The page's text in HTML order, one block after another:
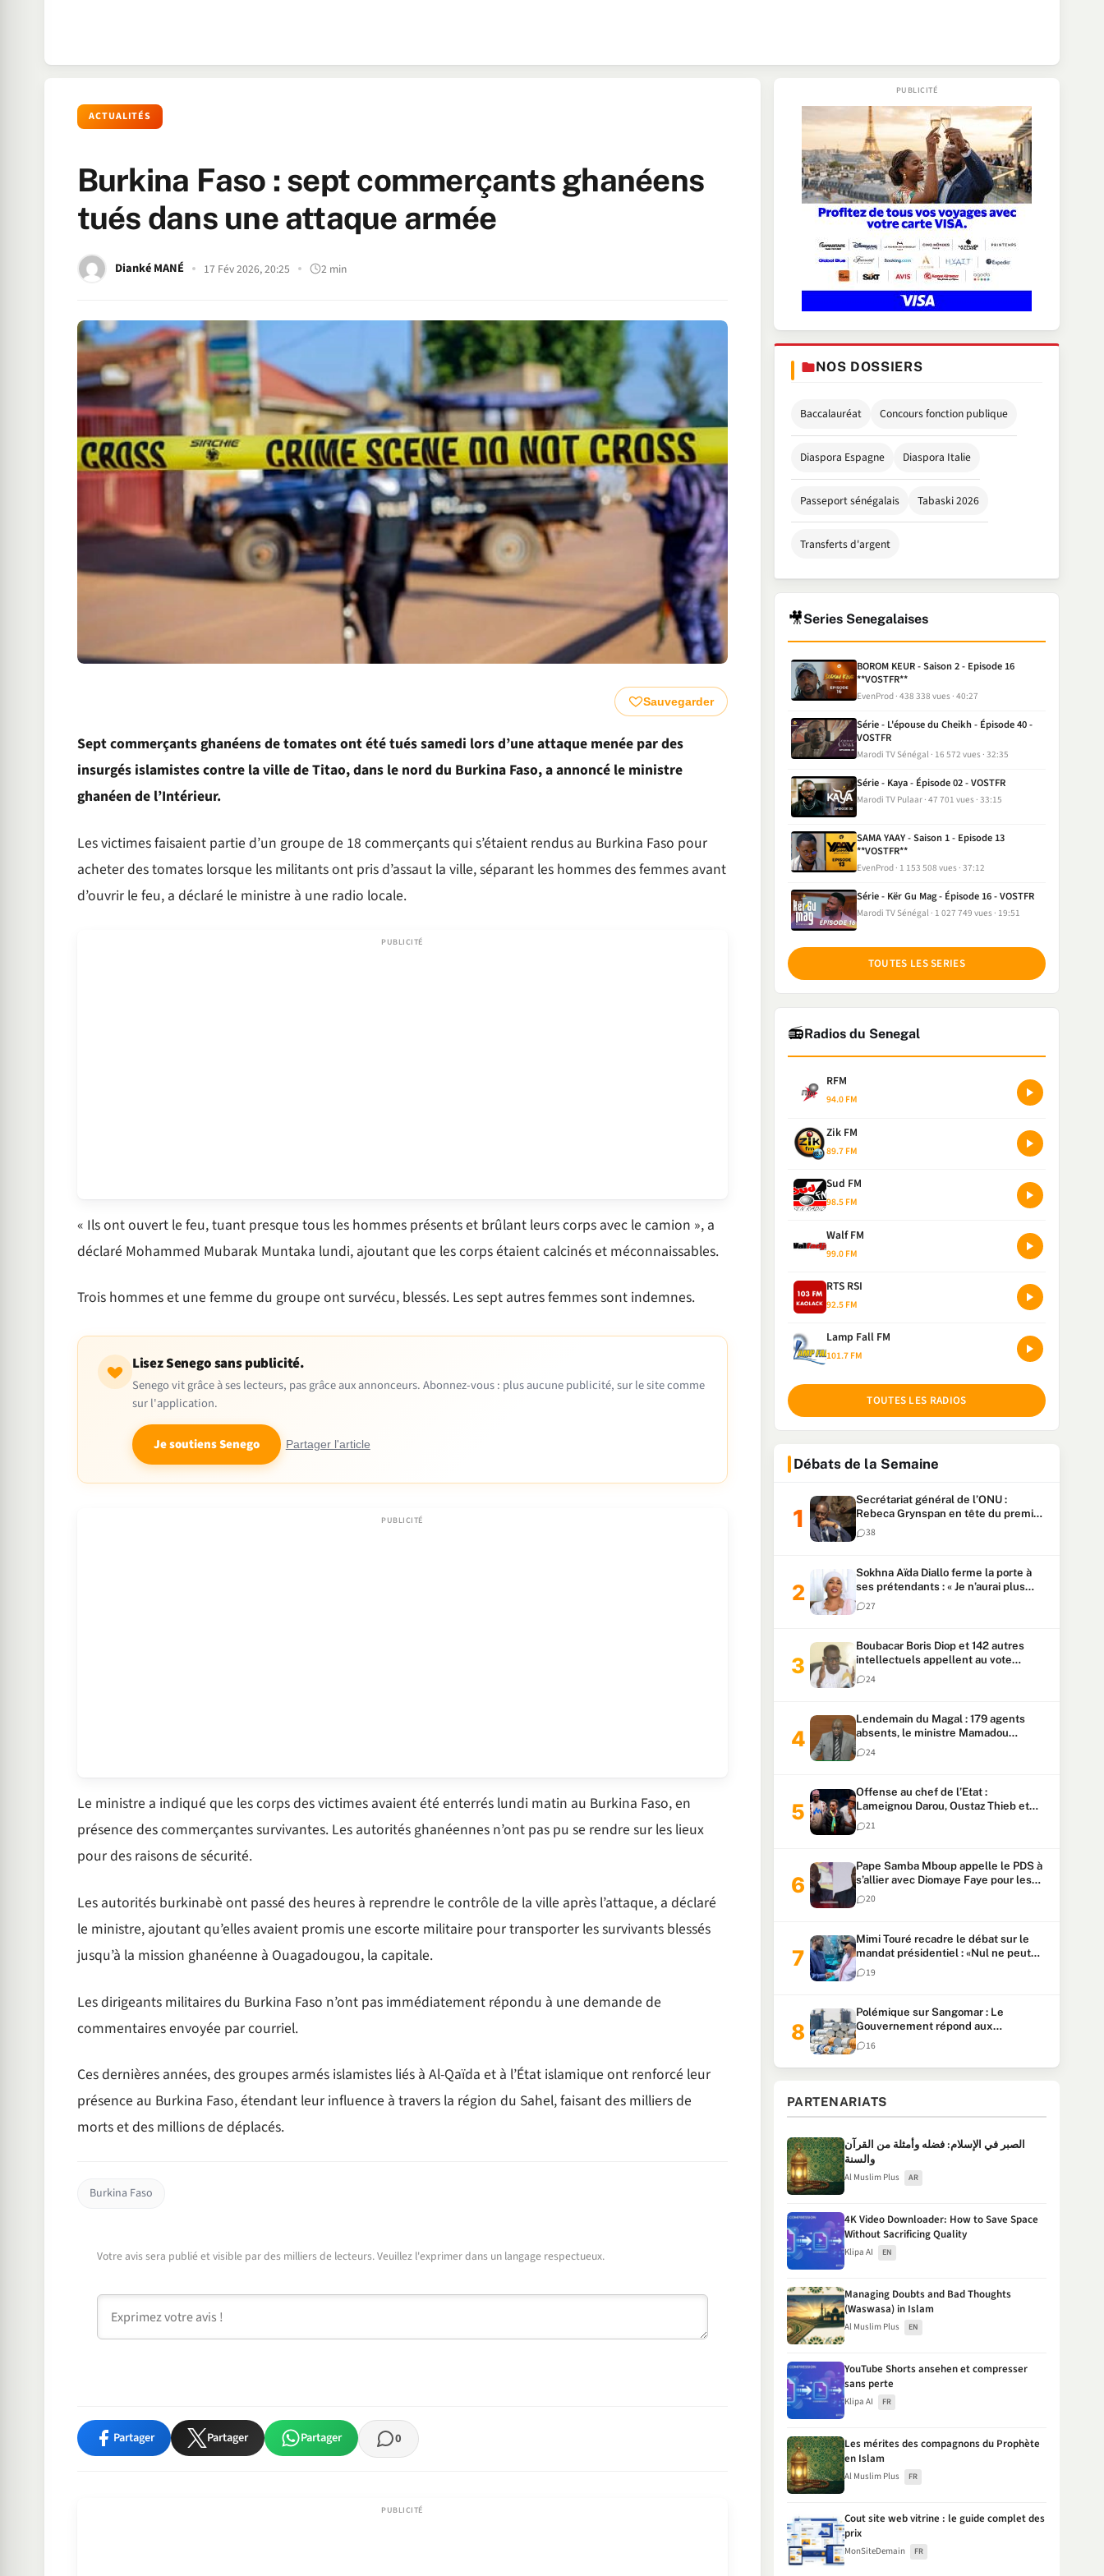
ACTUALITÉS
Burkina Faso : sept commerçants ghanéens
tués dans une attaque armée
Dianké MANÉ 17 Fév 2026, 20:25 2 min
Sauvegarder
Sept commerçants ghanéens de tomates ont été tués samedi lors d’une attaque menée par des
insurgés islamistes contre la ville de Titao, dans le nord du Burkina Faso, a annoncé le ministre
ghanéen de l’Intérieur.
Les victimes faisaient partie d’un groupe de 18 commerçants qui s’étaient rendus au Burkina Faso pour
acheter des tomates lorsque les militants ont pris d’assaut la ville, séparant les hommes des femmes avant
d’ouvrir le feu, a déclaré le ministre à une radio locale.
« Ils ont ouvert le feu, tuant presque tous les hommes présents et brûlant leurs corps avec le camion », a
déclaré Mohammed Mubarak Muntaka lundi, ajoutant que les corps étaient calcinés et méconnaissables.
Trois hommes et une femme du groupe ont survécu, blessés. Les sept autres femmes sont indemnes.
Lisez Senego sans publicité.
Senego vit grâce à ses lecteurs, pas grâce aux annonceurs. Abonnez-vous : plus aucune publicité, sur le site comme
sur l'application.
Je soutiens Senego Partager l'article
Le ministre a indiqué que les corps des victimes avaient été enterrés lundi matin au Burkina Faso, en
présence des commerçantes survivantes. Les autorités ghanéennes n’ont pas pu se rendre sur les lieux
pour des raisons de sécurité.
Les autorités burkinabè ont passé des heures à reprendre le contrôle de la ville après l’attaque, a déclaré
le ministre, ajoutant qu’elles avaient promis une escorte militaire pour transporter les survivants blessés
jusqu’à la mission ghanéenne à Ouagadougou, la capitale.
Les dirigeants militaires du Burkina Faso n’ont pas immédiatement répondu à une demande de
commentaires envoyée par courriel.
Ces dernières années, des groupes armés islamistes liés à Al-Qaïda et à l’État islamique ont renforcé leur
présence au Burkina Faso, étendant leur influence à travers la région du Sahel, faisant des milliers de
morts et des millions de déplacés.
Burkina Faso
Votre avis sera publié et visible par des milliers de lecteurs. Veuillez l'exprimer dans un langage respectueux.
Partager Partager Partager 0
NOS DOSSIERS
Baccalauréat Concours fonction publique
Diaspora Espagne Diaspora Italie
Passeport sénégalais Tabaski 2026
Transferts d'argent
🎥Series Senegalaises
BOROM KEUR - Saison 2 - Episode 16
**VOSTFR**
EvenProd 438 338 vues 40:27
Série - L'épouse du Cheikh - Épisode 40 -
VOSTFR
Marodi TV Sénégal 16 572 vues 32:35
Série - Kaya - Épisode 02 - VOSTFR
Marodi TV Pulaar 47 701 vues 33:15
SAMA YAAY - Saison 1 - Episode 13
**VOSTFR**
EvenProd 1 153 508 vues 37:12
Série - Kër Gu Mag - Épisode 16 - VOSTFR
Marodi TV Sénégal 1 027 749 vues 19:51
TOUTES LES SERIES
📻Radios du Senegal
RFM
94.0 FM
Zik FM
89.7 FM
Sud FM
98.5 FM
Walf FM
99.0 FM
RTS RSI
92.5 FM
Lamp Fall FM
101.7 FM
TOUTES LES RADIOS
Débats de la Semaine
Secrétariat général de l’ONU :
Rebeca Grynspan en tête du premier
vote, Macky Sall pointe à la 5ᵉ place
38
Sokhna Aïda Diallo ferme la porte à
ses prétendants : « Je n’aurai plus
jamais un autre mari »
27
Boubacar Boris Diop et 142 autres
intellectuels appellent au vote
urgent de la révision
constitutionnelle
24
Lendemain du Magal : 179 agents
absents, le ministre Mamadou
Lamine Dianté exige des explications
24
Offense au chef de l’Etat :
Lameignou Darou, Oustaz Thieb et
Ndiaye Touba lourdement
condamnés
21
Pape Samba Mboup appelle le PDS à
s’allier avec Diomaye Faye pour les
locales et tacle Sonko
20
Mimi Touré recadre le débat sur le
mandat présidentiel : «Nul ne peut
faire plus de deux mandats
consécutifs de 5 ans»
19
Polémique sur Sangomar : Le
Gouvernement répond aux
accusations et clarifie le partage des
milliards
16
PARTENARIATS
الصبر في الإسلام: فضله وأمثلة من القرآن
والسنة
Al Muslim Plus AR
4K Video Downloader: How to Save Space
Without Sacrificing Quality
Klipa AI EN
Managing Doubts and Bad Thoughts
(Waswasa) in Islam
Al Muslim Plus EN
YouTube Shorts ansehen et compresser
sans perte
Klipa AI FR
Les mérites des compagnons du Prophète
en Islam
Al Muslim Plus FR
Cout site web vitrine : le guide complet des
prix
MonSiteDemain FR